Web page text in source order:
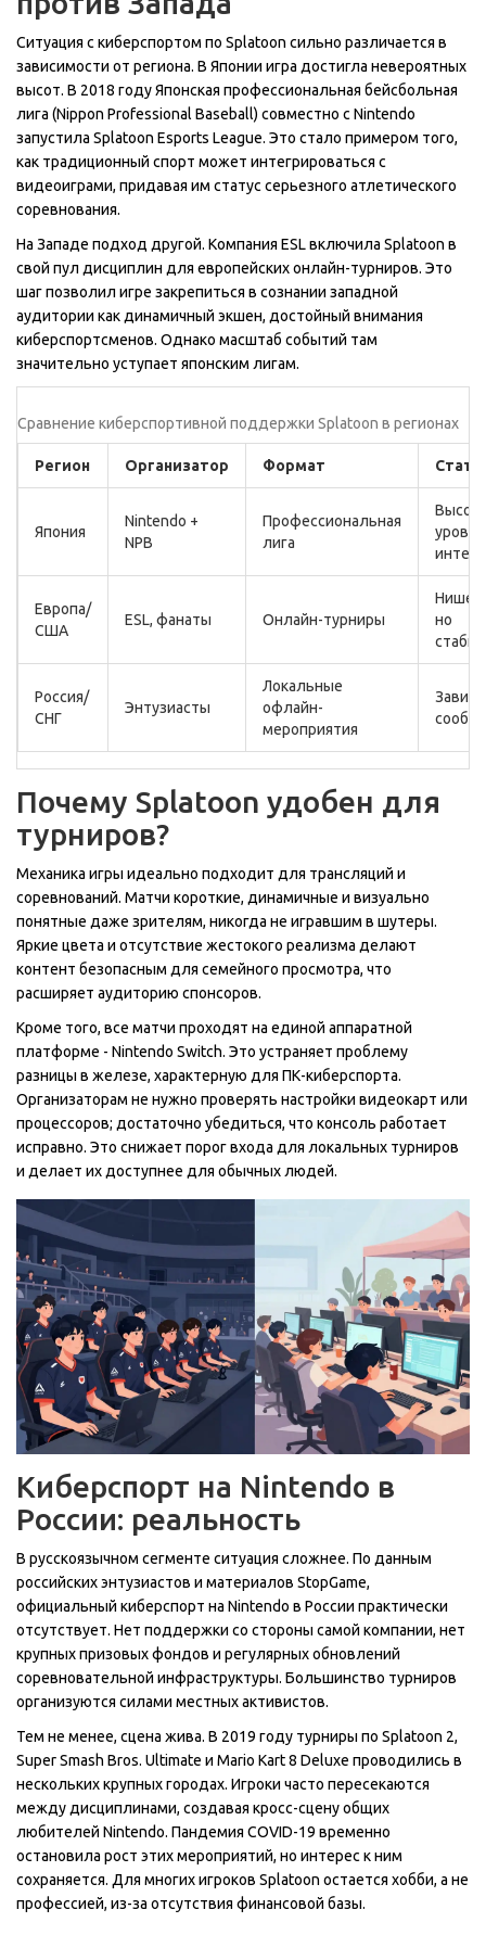
Ситуация с киберспортом по Splatoon сильно различается в
зависимости от региона. В Японии игра достигла невероятных
высот. В 2018 году Японская профессиональная бейсбольная
лига (Nippon Professional Baseball) совместно с Nintendo
запустила Splatoon Esports League. Это стало примером того,
как традиционный спорт может интегрироваться с
видеоиграми, придавая им статус серьезного атлетического
соревнования.
На Западе подход другой. Компания ESLвключила Splatoon в
свой пул дисциплин для европейских онлайн-турниров. Это
шаг позволил игре закрепиться в сознании западной
аудитории как динамичный экшен, достойный внимания
киберспортсменов. Однако масштаб событий там
значительно уступает японским лигам.
Сравнение киберспортивной поддержки Splatoon в регионах
Регион Организатор Формат
Япония
Nintendo +
NPB
Профессиональная
лига
Европа/
США
ESL, фанаты Онлайн-турниры
но
Россия/
СНГ
Энтузиасты
Локальные
офлайн-
мероприятия
Почему Splatoon удобен для
турниров?
Механика игры идеально подходит для трансляций и
соревнований. Матчи короткие, динамичные и визуально
понятные даже зрителям, никогда не игравшим в шутеры.
Яркие цвета и отсутствие жестокого реализма делают
контент безопасным для семейного просмотра, что
расширяет аудиторию спонсоров.
Кроме того, все матчи проходят на единой аппаратной
платформе - Nintendo Switch. Это устраняет проблему
разницы в железе, характерную для ПК-киберспорта.
Организаторам не нужно проверять настройки видеокарт или
процессоров; достаточно убедиться, что консоль работает
исправно. Это снижает порог входа для локальных турниров
и делает их доступнее для обычных людей.
Киберспорт на Nintendo в
России: реальность
В русскоязычном сегменте ситуация сложнее. По данным
российских энтузиастов и материалов StopGame,
официальный киберспорт на Nintendo в России практически
отсутствует. Нет поддержки со стороны самой компании, нет
крупных призовых фондов и регулярных обновлений
соревновательной инфраструктуры. Большинство турниров
организуются силами местных активистов.
Тем не менее, сцена жива. В 2019 году турниры по Splatoon 2,
Super Smash Bros. Ultimate и Mario Kart 8 Deluxe проводились в
нескольких крупных городах. Игроки часто пересекаются
между дисциплинами, создавая кросс-сцену общих
любителей Nintendo. Пандемия COVID-19 временно
остановила рост этих мероприятий, но интерес к ним
сохраняется. Для многих игроков Splatoon остается хобби, а не
профессией, из-за отсутствия финансовой базы.